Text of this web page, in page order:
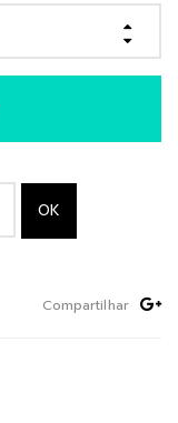
Compartilhar